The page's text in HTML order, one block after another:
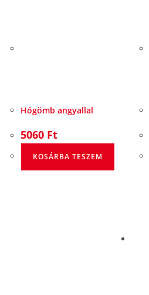
Hógömb angyallal
5060 Ft
KOSÁRBA TESZEM